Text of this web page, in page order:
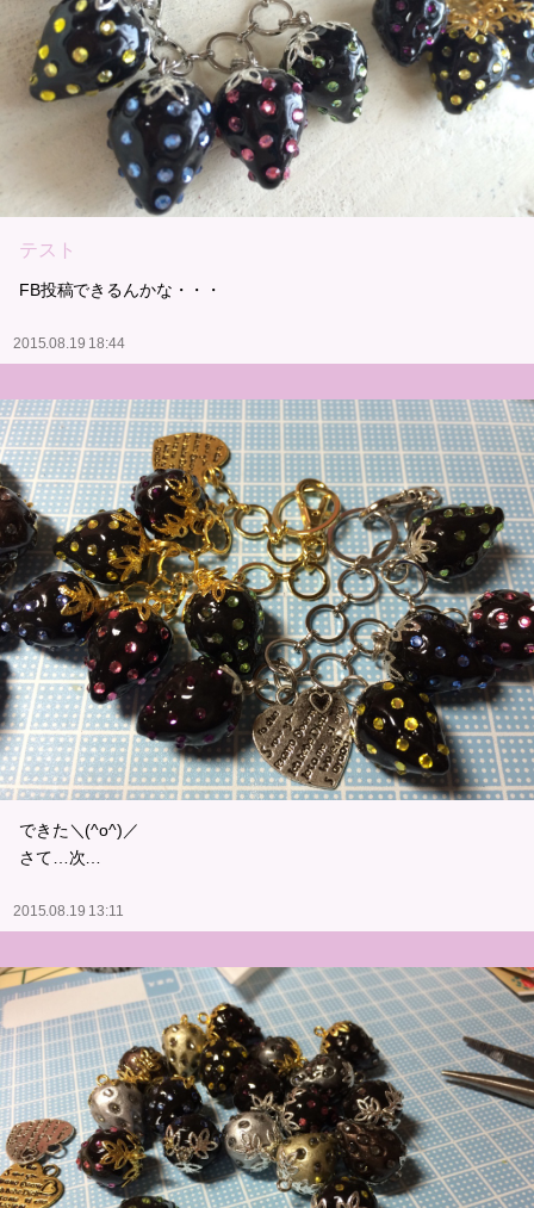
テスト
FB投稿できるんかな・・・
2015.08.19 18:44
できた＼(^o^)／
さて…次…
2015.08.19 13:11